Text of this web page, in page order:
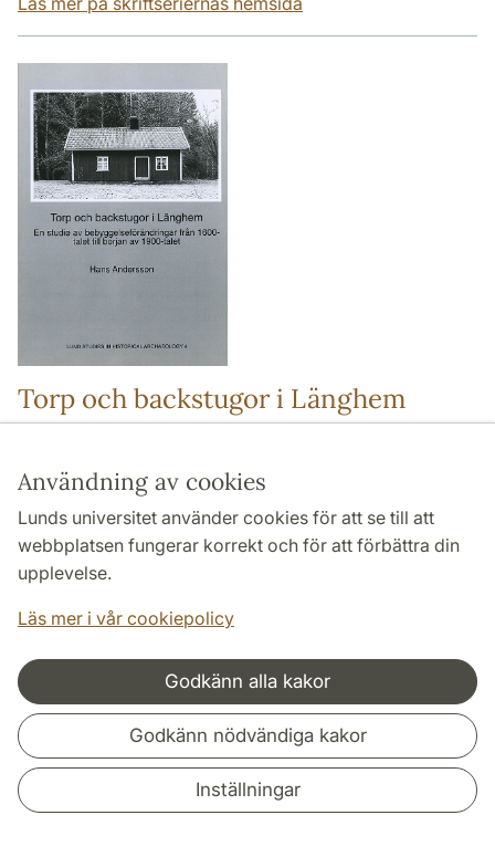
Användning av cookies
Lunds universitet använder cookies för att se till att
webbplatsen fungerar korrekt och för att förbättra din
upplevelse.
Läs mer i vår cookiepolicy
Godkänn alla kakor
Godkänn nödvändiga kakor
Inställningar
Torp och backstugor i Länghem
början av 1900-talet. | Lund Studies in Historical
Archaeology 4 | | 2007 |
Studien behandlar utvecklingen av den obesuttna
1900-talet, dvs torp och backstugor. Socknen har både
utveckling i olika delar av socknen. Det är därigenom
möjligt att också ...
Läs mer på skriftseriernas hemsida